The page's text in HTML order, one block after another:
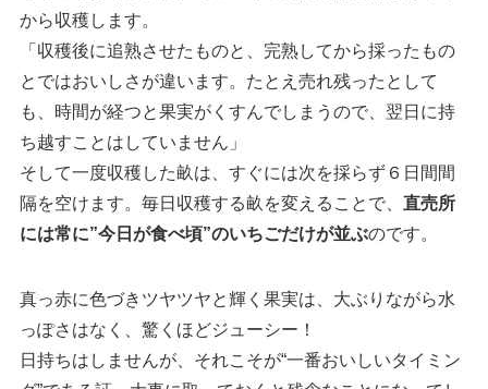
から収穫します。
「収穫後に追熟させたものと、完熟してから採ったもの
とではおいしさが違います。たとえ売れ残ったとして
も、時間が経つと果実がくすんでしまうので、翌日に持
ち越すことはしていません」
そして一度収穫した畝は、すぐには次を採らず６日間間
隔を空けます。毎日収穫する畝を変えることで、 直売所
には常に”今日が食べ頃”のいちごだけが並ぶのです。
真っ赤に色づきツヤツヤと輝く果実は、大ぶりながら水
っぽさはなく、驚くほどジューシー！
日持ちはしませんが、それこそが“一番おいしいタイミン